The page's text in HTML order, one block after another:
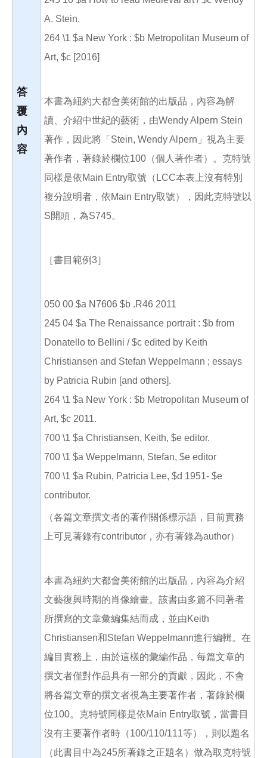
答
覆
內
容
A. Stein.
264 \1 $a New York : $b Metropolitan Museum of
Art, $c [2016]
本書為紐約大都會美術館的出版品，內容為解
讀、介紹中世紀的藝術，由Wendy Alpern Stein
著作，因此將「Stein, Wendy Alpern」視為主要
著作者，著錄於欄位100（個人著作者）。克特號
同樣是依Main Entry取號（LCC本表上沒有特別
複分說明者，依Main Entry取號），因此克特號以
S開頭，為S745。
［書目範例3］
050 00 $a N7606 $b .R46 2011
245 04 $a The Renaissance portrait : $b from
Donatello to Bellini / $c edited by Keith
Christiansen and Stefan Weppelmann ; essays
by Patricia Rubin [and others].
264 \1 $a New York : $b Metropolitan Museum of
Art, $c 2011.
700 \1 $a Christiansen, Keith, $e editor.
700 \1 $a Weppelmann, Stefan, $e editor
700 \1 $a Rubin, Patricia Lee, $d 1951- $e
contributor.
（各篇文章撰文者的著作關係標示語，目前實務
上可見著錄有contributor，亦有著錄為author）
本書為紐約大都會美術館的出版品，內容為介紹
文藝復興時期的肖像繪畫。該書由多篇不同著者
所撰寫的文章彙編集結而成，並由Keith
Christiansen和Stefan Weppelmann進行編輯。在
編目實務上，由於這樣的彙編作品，每篇文章的
撰文者僅對作品具有一部分的貢獻，因此，不會
將各篇文章的撰文者視為主要著作者，著錄於欄
位100。克特號同樣是依Main Entry取號，當書目
沒有主要著作者時（100/110/111等），則以題名
（此書目中為245所著錄之正題名）做為取克特號